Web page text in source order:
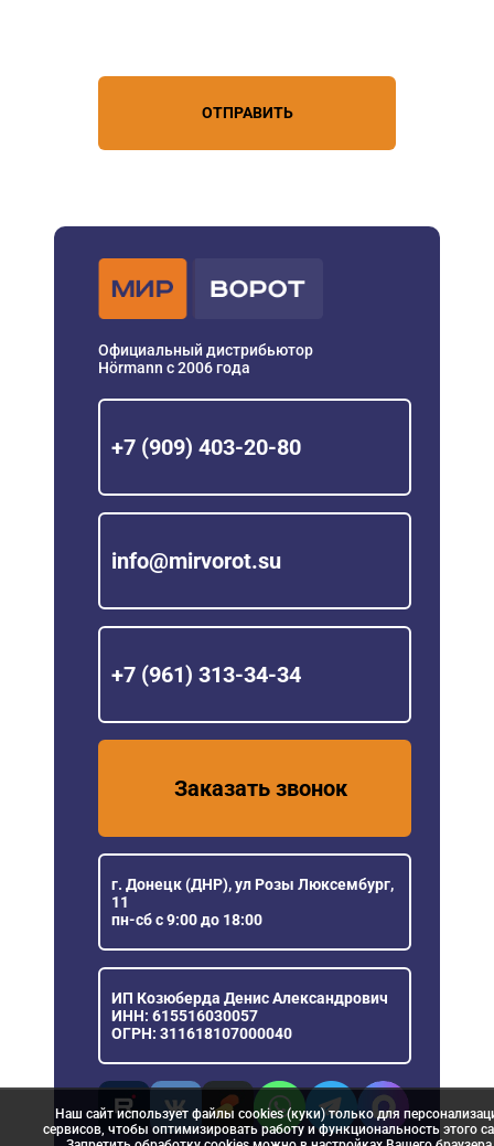
ОТПРАВИТЬ
Официальный дистрибьютор
Hörmann с 2006 года
+7 (909) 403-20-80
info@mirvorot.su
+7 (961) 313-34-34
Заказать звонок
г. Донецк (ДНР), ул Розы Люксембург,
11
пн-сб с 9:00 до 18:00
ИП Козюберда Денис Александрович
ИНН: 615516030057
ОГРН: 311618107000040
Наш сайт использует файлы cookies (куки) только для
сервисов, чтобы оптимизировать работу и функциональность этого